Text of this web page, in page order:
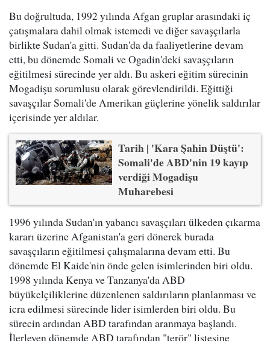
Bu doğrultuda, 1992 yılında Afgan gruplar arasındaki iç
çatışmalara dahil olmak istemedi ve diğer savaşçılarla
birlikte Sudan'a gitti. Sudan'da da faaliyetlerine devam
etti, bu dönemde Somali ve Ogadin'deki savaşçıların
eğitilmesi sürecinde yer aldı. Bu askeri eğitim sürecinin
Mogadişu sorumlusu olarak görevlendirildi. Eğittiği
savaşçılar Somali'de Amerikan güçlerine yönelik saldırılar
içerisinde yer aldılar.
Tarih | 'Kara Şahin Düştü':
Somali'de ABD'nin 19 kayıp
verdiği Mogadişu
Muharebesi
1996 yılında Sudan'ın yabancı savaşçıları ülkeden çıkarma
kararı üzerine Afganistan'a geri dönerek burada
savaşçıların eğitilmesi çalışmalarına devam etti. Bu
dönemde El Kaide'nin önde gelen isimlerinden biri oldu.
1998 yılında Kenya ve Tanzanya'da ABD
büyükelçiliklerine düzenlenen saldırıların planlanması ve
icra edilmesi sürecinde lider isimlerden biri oldu. Bu
sürecin ardından ABD tarafından aranmaya başlandı.
İlerleyen dönemde ABD tarafından "terör" listesine